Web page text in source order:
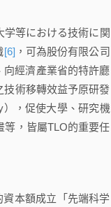
等における技術に関
[6] ，可為股份有限公司
經濟產業省的特許廳
技術移轉效益予原研發
），促使大學、研究機
等，皆屬TLO的重要任
本額成立「先端科学